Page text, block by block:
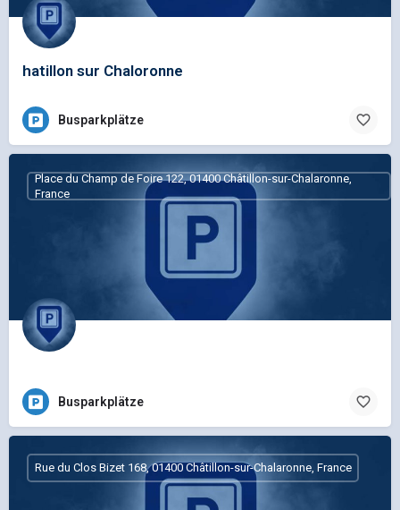
hatillon sur Chaloronne
Busparkplätze
Place du Champ de Foire 122, 01400 Châtillon-sur-Chalaronne,
France
Busparkplätze
Rue du Clos Bizet 168, 01400 Châtillon-sur-Chalaronne, France